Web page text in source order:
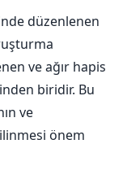
düzenlenen
ve ağır hapis
biridir. Bu
ve
önem